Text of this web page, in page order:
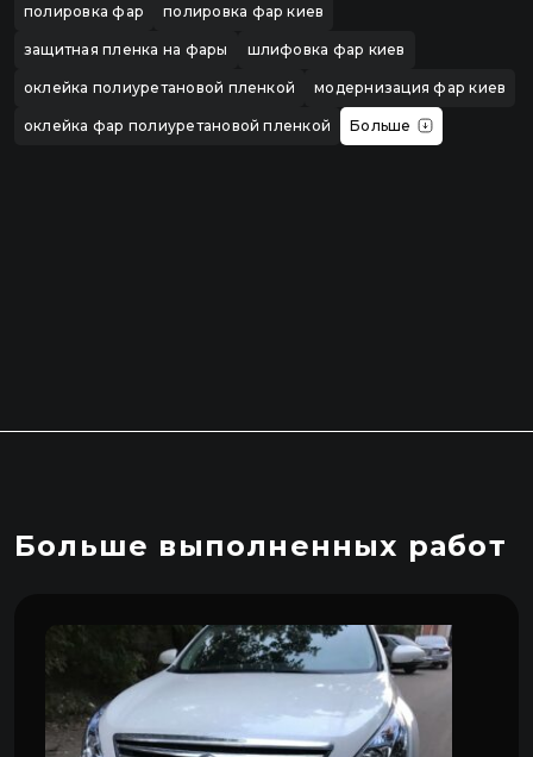
полировка фар полировка фар киев
защитная пленка на фары шлифовка фар киев
оклейка полиуретановой пленкой модернизация фар киев
оклейка фар полиуретановой пленкой Больше
Больше выполненных работ